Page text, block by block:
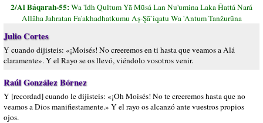
2/Al Báqarah-55:Wa 'Idh Qultum Yā Mūsá Lan Nu'umina Laka Ĥattá Nará
Allāha Jahratan Fa'akhadhatkumu Aş-Şā`iqatu Wa 'Antum Tanžurūna
Julio Cortes
Y cuando dijisteis: «¡Moisés! No creeremos en ti hasta que veamos a Alá
claramente». Y el Rayo se os llevó, viéndolo vosotros venir.
Raúl González Bórnez
Y [recordad] cuando le dijisteis: «¡Oh Moisés! No te creeremos hasta que no
veamos a Dios manifiestamente.» Y el rayo os alcanzó ante vuestros propios
ojos.